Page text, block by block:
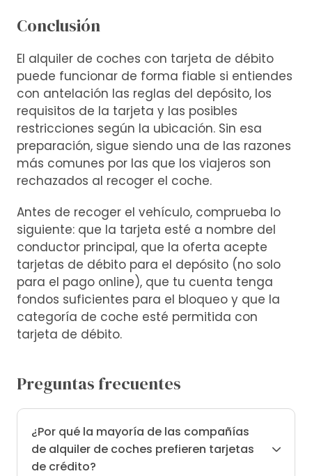
Conclusión
El alquiler de coches con tarjeta de débito
puede funcionar de forma fiable si entiendes
con antelación las reglas del depósito, los
requisitos de la tarjeta y las posibles
restricciones según la ubicación. Sin esa
preparación, sigue siendo una de las razones
más comunes por las que los viajeros son
rechazados al recoger el coche.
Antes de recoger el vehículo, comprueba lo
siguiente: que la tarjeta esté a nombre del
conductor principal, que la oferta acepte
tarjetas de débito para el depósito (no solo
para el pago online), que tu cuenta tenga
fondos suficientes para el bloqueo y que la
categoría de coche esté permitida con
tarjeta de débito.
Preguntas frecuentes
¿Por qué la mayoría de las compañías
de alquiler de coches prefieren tarjetas
de crédito?